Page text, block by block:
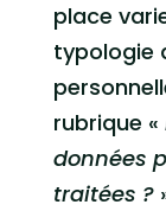
place
typologie
rubrique «
données
traitées ?